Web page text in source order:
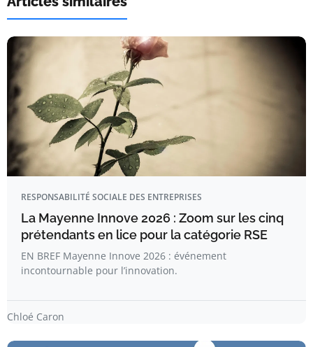
RESPONSABILITÉ SOCIALE DES ENTREPRISES
La Mayenne Innove 2026 : Zoom sur les cinq
prétendants en lice pour la catégorie RSE
EN BREF Mayenne Innove 2026 : événement
incontournable pour l’innovation.
Chloé Caron